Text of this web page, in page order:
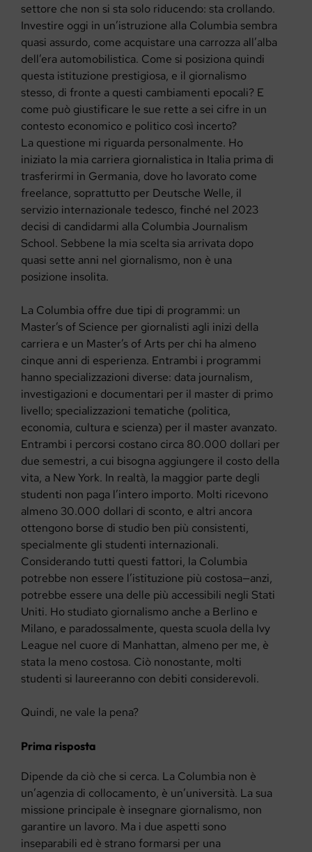
settore che non si sta solo riducendo: sta crollando.
Investire oggi in un’istruzione alla Columbia sembra
quasi assurdo, come acquistare una carrozza all’alba
dell’era automobilistica. Come si posiziona quindi
questa istituzione prestigiosa, e il giornalismo
stesso, di fronte a questi cambiamenti epocali? E
come può giustificare le sue rette a sei cifre in un
contesto economico e politico così incerto?
La questione mi riguarda personalmente. Ho
iniziato la mia carriera giornalistica in Italia prima di
trasferirmi in Germania, dove ho lavorato come
freelance, soprattutto per Deutsche Welle, il
servizio internazionale tedesco, finché nel 2023
decisi di candidarmi alla Columbia Journalism
School. Sebbene la mia scelta sia arrivata dopo
quasi sette anni nel giornalismo, non è una
posizione insolita.
La Columbia offre due tipi di programmi: un
Master’s of Science per giornalisti agli inizi della
carriera e un Master’s of Arts per chi ha almeno
cinque anni di esperienza. Entrambi i programmi
hanno specializzazioni diverse: data journalism,
investigazioni e documentari per il master di primo
livello; specializzazioni tematiche (politica,
economia, cultura e scienza) per il master avanzato.
Entrambi i percorsi costano circa 80.000 dollari per
due semestri, a cui bisogna aggiungere il costo della
vita, a New York. In realtà, la maggior parte degli
studenti non paga l’intero importo. Molti ricevono
almeno 30.000 dollari di sconto, e altri ancora
ottengono borse di studio ben più consistenti,
specialmente gli studenti internazionali.
Considerando tutti questi fattori, la Columbia
potrebbe non essere l’istituzione più costosa—anzi,
potrebbe essere una delle più accessibili negli Stati
Uniti. Ho studiato giornalismo anche a Berlino e
Milano, e paradossalmente, questa scuola della Ivy
League nel cuore di Manhattan, almeno per me, è
stata la meno costosa. Ciò nonostante, molti
studenti si laureeranno con debiti considerevoli.
Quindi, ne vale la pena?
Prima risposta
Dipende da ciò che si cerca. La Columbia non è
un’agenzia di collocamento, è un’università. La sua
missione principale è insegnare giornalismo, non
garantire un lavoro. Ma i due aspetti sono
inseparabili ed è strano formarsi per una